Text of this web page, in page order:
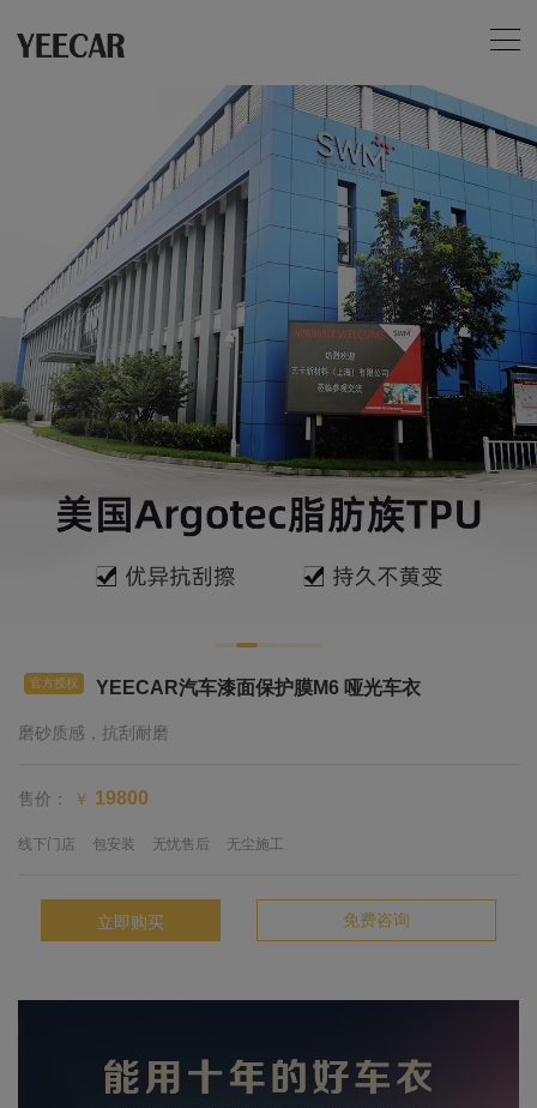
官方授权 YEECAR汽车漆面保护膜M6 哑光车衣
磨砂质感，抗刮耐磨
售价： ￥ 19800
线下门店 包安装 无忧售后 无尘施工
立即购买 免费咨询